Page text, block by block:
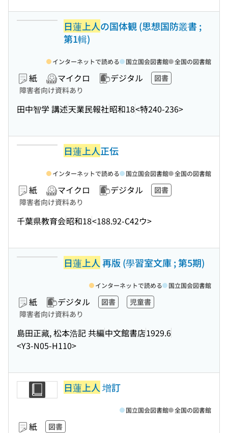
日蓮上人の国体観 (思想国防叢書 ;
第1輯)
紙 マイクロ デジタル
図書
障害者向け資料あり
田中智学 講述天業民報社昭和18<特240-236>
インターネットで読める 国立国会図書館 全国の図書館
日蓮上人正伝
紙 マイクロ デジタル
図書
障害者向け資料あり
千葉県教育会昭和18<188.92-C42ウ>
インターネットで読める 国立国会図書館 全国の図書館
日蓮上人 再版 (學習室文庫 ; 第5期)
紙 デジタル 図書
児童書
障害者向け資料あり
島田正藏, 松本浩記 共編中文館書店1929.6
<Y3-N05-H110>
インターネットで読める 国立国会図書館
日蓮上人 增訂
紙 図書
国立国会図書館 全国の図書館